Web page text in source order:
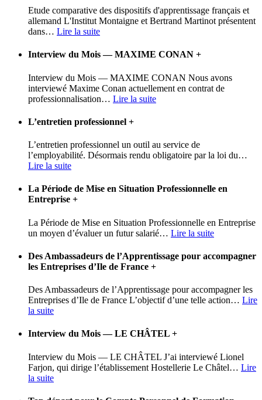
Etude comparative des dispositifs d'apprentissage français et
allemand L'Institut Montaigne et Bertrand Martinot présentent
dans… Lire la suite
Interview du Mois — MAXIME CONAN +
Interview du Mois — MAXIME CONAN Nous avons
interviewé Maxime Conan actuellement en contrat de
professionnalisation… Lire la suite
L’entretien professionnel +
L’entretien professionnel un outil au service de
l’employabilité. Désormais rendu obligatoire par la loi du…
Lire la suite
La Période de Mise en Situation Professionnelle en
Entreprise +
La Période de Mise en Situation Professionnelle en Entreprise
un moyen d’évaluer un futur salarié… Lire la suite
Des Ambassadeurs de l’Apprentissage pour accompagner
les Entreprises d’Ile de France +
Des Ambassadeurs de l’Apprentissage pour accompagner les
Entreprises d’Ile de France L’objectif d’une telle action… Lire
la suite
Interview du Mois — LE CHÂTEL +
Interview du Mois — LE CHÂTEL J’ai interviewé Lionel
Farjon, qui dirige l’établissement Hostellerie Le Châtel… Lire
la suite